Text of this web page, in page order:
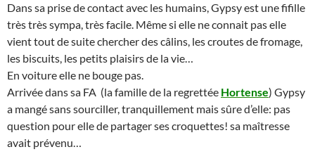
Dans sa prise de contact avec les humains, Gypsy est une fifille
très très sympa, très facile. Même si elle ne connait pas elle
vient tout de suite chercher des câlins, les croutes de fromage,
les biscuits, les petits plaisirs de la vie…
En voiture elle ne bouge pas.
Arrivée dans sa FA (la famille de la regrettée Hortense) Gypsy
a mangé sans sourciller, tranquillement mais sûre d’elle: pas
question pour elle de partager ses croquettes! sa maîtresse
avait prévenu…